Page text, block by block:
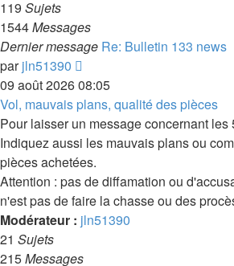
119 Sujets
1544Messages
Dernier message Re: Bulletin 133 news
parjln51390
le
dernier
message
09 août 2026 08:05
Vol, mauvais plans, qualité des pièces
Pour laisser un message concernant les
Indiquez aussi les mauvais plans ou
pièces achetées.
Attention : pas de diffamation ou
n'est pas de faire la chasse ou des
Modérateur : jln51390
21 Sujets
215Messages